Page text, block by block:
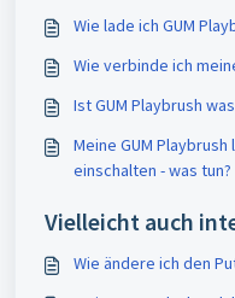
Wie lade ich GUM
Wie verbinde ich
Ist GUM Playbrush
Meine GUM
einschalten - was tun?
Vielleicht auch
Wie ändere ich den